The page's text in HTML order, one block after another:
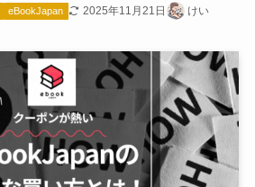
eBookJapan 2025年11月21日 けい